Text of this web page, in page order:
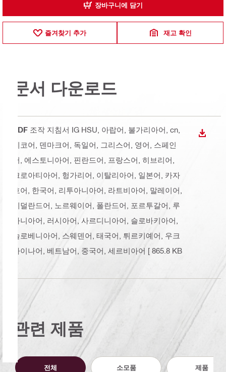
장바구니에 담기
즐겨찾기 추가 재고 확인
문서 다운로드
PDF 조작 지침서 IG HSU , 아랍어, 불가리아어, cn,
체코어, 덴마크어, 독일어, 그리스어, 영어, 스페인
어, 에스토니아어, 핀란드어, 프랑스어, 히브리어,
크로아티아어, 헝가리어, 이탈리아어, 일본어, 카자
흐어, 한국어, 리투아니아어, 라트비아어, 말레이어,
네덜란드어, 노르웨이어, 폴란드어, 포르투갈어, 루
마니아어, 러시아어, 사르디니아어, 슬로바키아어,
슬로베니아어, 스웨덴어, 태국어, 튀르키예어, 우크
라이나어, 베트남어, 중국어, 세르비아어 [ 865.8 KB
다운로
관련 제품
전체 소모품 제품